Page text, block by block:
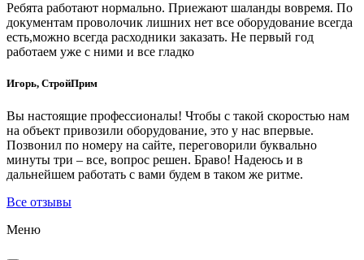
Ребята работают нормально. Приежают шаланды вовремя. По
документам проволочик лишних нет все оборудование всегда
есть,можно всегда расходники заказать. Не первый год
работаем уже с ними и все гладко
Игорь, СтройПрим
Вы настоящие профессионалы! Чтобы с такой скоростью нам
на объект привозили оборудование, это у нас впервые.
Позвонил по номеру на сайте, переговорили буквально
минуты три – все, вопрос решен. Браво! Надеюсь и в
дальнейшем работать с вами будем в таком же ритме.
Все отзывы
Меню